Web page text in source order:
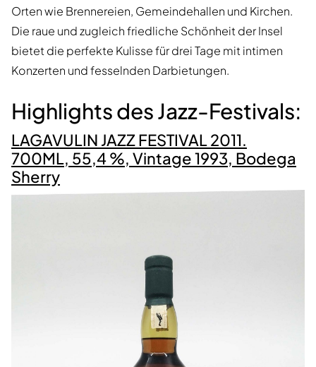
Orten wie Brennereien, Gemeindehallen und Kirchen.
Die raue und zugleich friedliche Schönheit der Insel
bietet die perfekte Kulisse für drei Tage mit intimen
Konzerten und fesselnden Darbietungen.
Highlights des Jazz-Festivals:
LAGAVULIN JAZZ FESTIVAL 2011.
700ML, 55,4 %, Vintage 1993, Bodega
Sherry